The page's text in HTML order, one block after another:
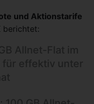
und Aktionstarife
berichtet: